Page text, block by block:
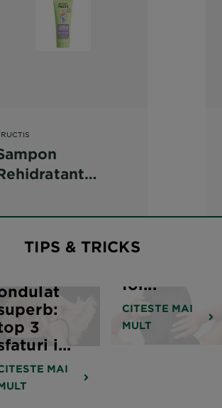
Method
ondulat
TIPS & TRICKS
Cum sa
obtineti un
3
i...
MAI
buna
par pentru
for...
CITESTE MAI
MULT